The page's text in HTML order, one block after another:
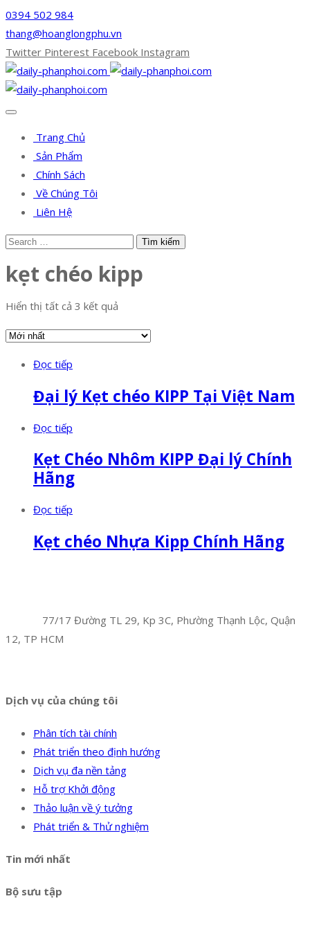
0394 502 984
thang@hoanglongphu.vn
Twitter Pinterest Facebook Instagram
Trang Chủ
Sản Phẩm
Chính Sách
Về Chúng Tôi
Liên Hệ
kẹt chéo kipp
Hiển thị tất cả 3 kết quả
Đọc tiếp
Đại lý Kẹt chéo KIPP Tại Việt Nam
Đọc tiếp
Kẹt Chéo Nhôm KIPP Đại lý Chính
Hãng
Đọc tiếp
Kẹt chéo Nhựa Kipp Chính Hãng
77/17 Đường TL 29, Kp 3C, Phường Thạnh Lộc, Quận
12, TP HCM
Dịch vụ của chúng tôi
Phân tích tài chính
Phát triển theo định hướng
Dịch vụ đa nền tảng
Hỗ trợ Khởi động
Thảo luận về ý tưởng
Phát triển & Thử nghiệm
Tin mới nhất
Bộ sưu tập